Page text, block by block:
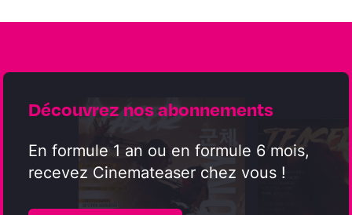
Découvrez nos abonnements
En formule 1 an ou en formule 6 mois,
recevez Cinemateaser chez vous !